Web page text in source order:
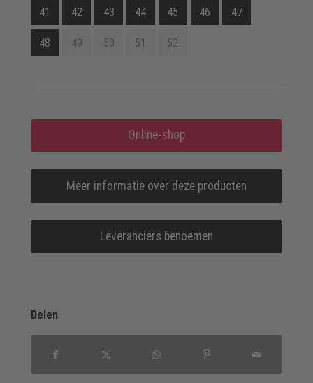
41 42 43 44 45 46 47
48 49 50 51 52
Online-shop
Meer informatie over deze producten
Leveranciers benoemen
Delen